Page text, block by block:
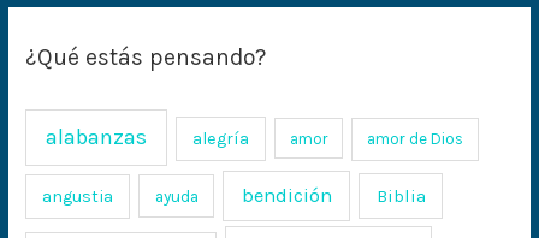
¿Qué estás pensando?
alabanzas alegría amor amor de Dios
angustia ayuda bendición Biblia